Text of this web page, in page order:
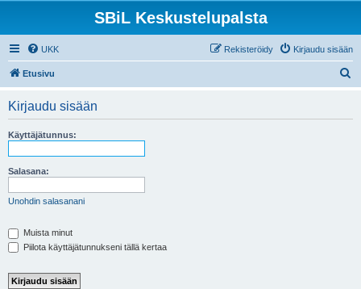
SBiL Keskustelupalsta
UKK Kirjaudu sisään
Rekisteröidy
Etusivu
Kirjaudu sisään
Käyttäjätunnus:
Salasana:
Unohdin salasanani
Muista minut
Piilota käyttäjätunnukseni tällä kertaa